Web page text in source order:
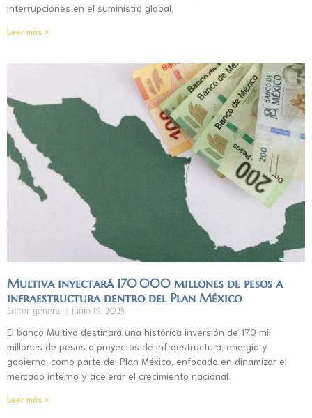
interrupciones en el suministro global.
Leer más »
Multiva inyectará 170 000 millones de pesos a
infraestructura dentro del Plan México
Editor general junio 19, 2025
El banco Multiva destinará una histórica inversión de 170 mil
millones de pesos a proyectos de infraestructura, energía y
gobierno, como parte del Plan México, enfocado en dinamizar el
mercado interno y acelerar el crecimiento nacional.
Leer más »